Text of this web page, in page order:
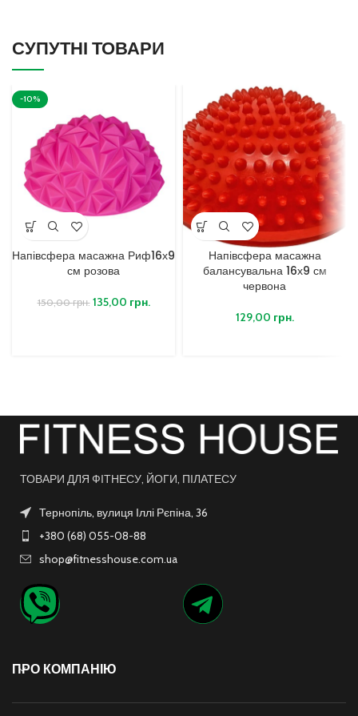
СУПУТНІ ТОВАРИ
-10%
Напівсфера масажна Риф16х9
см розова
150,00грн. 135,00 грн.
Напівсфера масажна
балансувальна 16х9 см
червона
129,00 грн.
ТОВАРИ ДЛЯ ФІТНЕСУ, ЙОГИ, ПІЛАТЕСУ
Тернопіль, вулиця Іллі Рєпіна, 36
+380 (68) 055-08-88
shop@fitnesshouse.com.ua
ПРО КОМПАНІЮ